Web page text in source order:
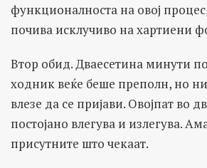
функционалноста на овој
почива исклучиво на хартиени
Втор обид. Дваесетина минути
ходник веќе беше преполн, но
влезе да се пријави. Овојпат во
постојано влегува и излегува.
присутните што чекаат.